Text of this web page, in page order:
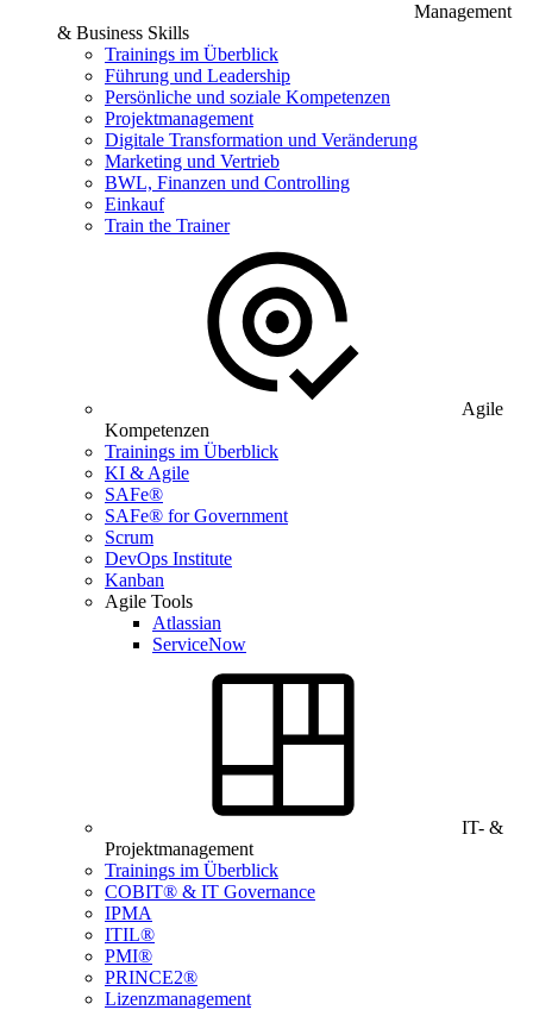
Management
& Business Skills
Trainings im Überblick
Führung und Leadership
Persönliche und soziale Kompetenzen
Projektmanagement
Digitale Transformation und Veränderung
Marketing und Vertrieb
BWL, Finanzen und Controlling
Einkauf
Train the Trainer
Agile
Kompetenzen
Trainings im Überblick
KI & Agile
SAFe®
SAFe® for Government
Scrum
DevOps Institute
Kanban
Agile Tools
Atlassian
ServiceNow
IT- &
Projektmanagement
Trainings im Überblick
COBIT® & IT Governance
IPMA
ITIL®
PMI®
PRINCE2®
Lizenzmanagement